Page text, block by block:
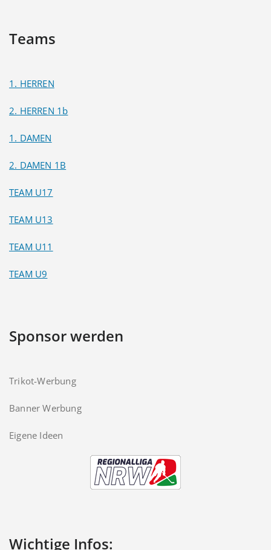
Teams
1. HERREN
2. HERREN 1b
1. DAMEN
2. DAMEN 1B
TEAM U17
TEAM U13
TEAM U11
TEAM U9
Sponsor werden
Trikot-Werbung
Banner Werbung
Eigene Ideen
Wichtige Infos: